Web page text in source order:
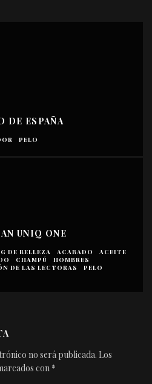
DE ESPAÑA
PELO
UNIQ ONE
DE BELLEZA ACABADO
ACEITE
CHAMPÚ
HOMBRES
DE LAS LECTORAS
PELO
no será publicada. Los
con *